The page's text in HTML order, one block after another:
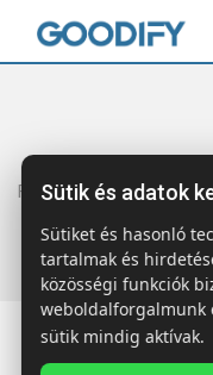
Főoldal Termékek
5000
Sütik és adatok
Sütiket és hasonló
tartalmak és
közösségi funkciók
weboldalforgalmunk
sütik mindig aktívak.